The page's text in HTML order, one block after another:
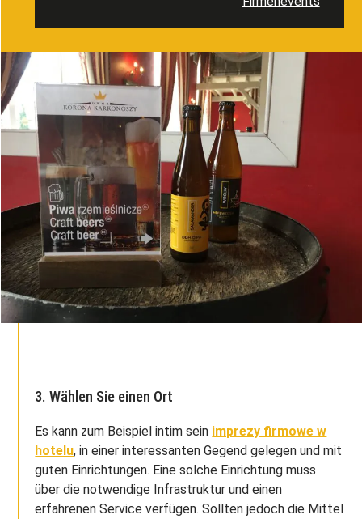
3. Wählen Sie einen Ort
Es kann zum Beispiel intim sein imprezy firmowe w
hotelu, in einer interessanten Gegend gelegen und mit
guten Einrichtungen. Eine solche Einrichtung muss
über die notwendige Infrastruktur und einen
erfahrenen Service verfügen. Sollten jedoch die Mittel